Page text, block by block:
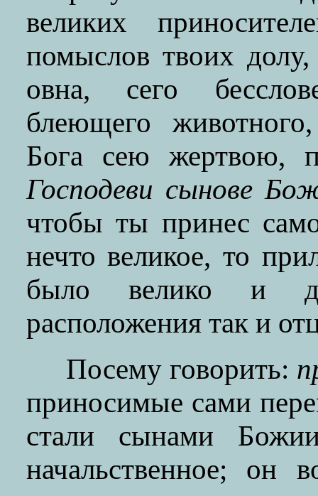
великих
помыслов твоих долу,
овна, сего
блеющего
Бога сею жертвою,
Господеви сынове
чтобы ты принес
нечто великое, то
было велико и
расположения так и
Посему говорить:
приносимые сами
стали сынами
начальственное; он